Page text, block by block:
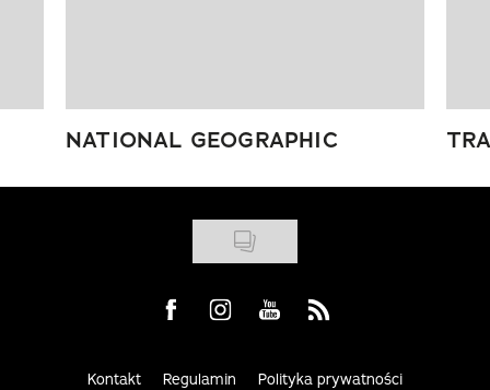
NATIONAL GEOGRAPHIC
Visit us on Facebook
Visit us on Instagram
Visit us on Youtube
Visit us on Rss
Kontakt Regulamin Polityka prywatności